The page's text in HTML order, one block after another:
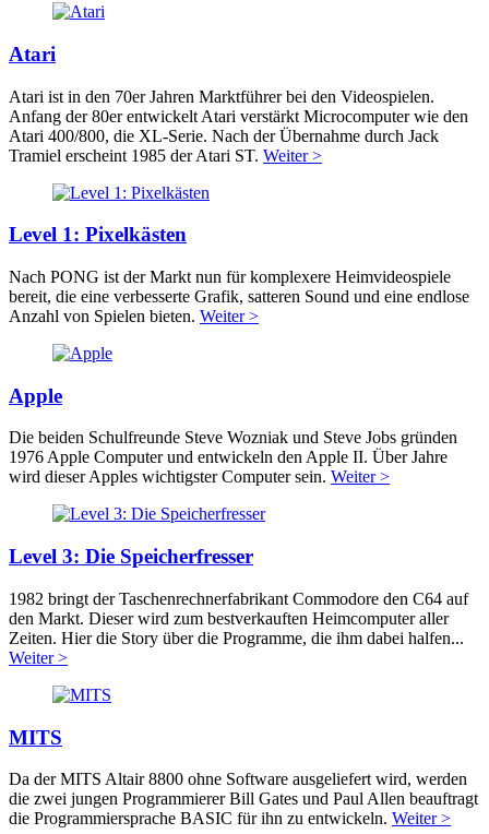
Atari
Atari ist in den 70er Jahren Marktführer bei den Videospielen.
Anfang der 80er entwickelt Atari verstärkt Microcomputer wie den
Atari 400/800, die XL-Serie. Nach der Übernahme durch Jack
Tramiel erscheint 1985 der Atari ST. Weiter >
Level 1: Pixelkästen
Nach PONG ist der Markt nun für komplexere Heimvideospiele
bereit, die eine verbesserte Grafik, satteren Sound und eine endlose
Anzahl von Spielen bieten. Weiter >
Apple
Die beiden Schulfreunde Steve Wozniak und Steve Jobs gründen
1976 Apple Computer und entwickeln den Apple II. Über Jahre
wird dieser Apples wichtigster Computer sein. Weiter >
Level 3: Die Speicherfresser
1982 bringt der Taschenrechnerfabrikant Commodore den C64 auf
den Markt. Dieser wird zum bestverkauften Heimcomputer aller
Zeiten. Hier die Story über die Programme, die ihm dabei halfen...
Weiter >
MITS
Da der MITS Altair 8800 ohne Software ausgeliefert wird, werden
die zwei jungen Programmierer Bill Gates und Paul Allen beauftragt
die Programmiersprache BASIC für ihn zu entwickeln. Weiter >